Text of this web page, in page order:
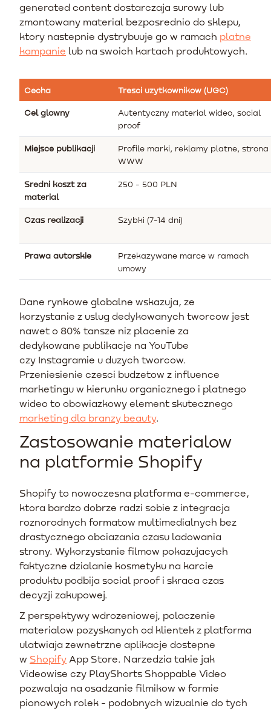
generated content dostarczaja surowy lub
zmontowany material bezposrednio do sklepu,
ktory nastepnie dystrybuuje go w ramach platne
kampanie lub na swoich kartach produktowych.
Cecha Tresci uzytkownikow (UGC)
Cel glowny
Autentyczny material wideo, social
proof
Miejsce publikacji
Profile marki, reklamy platne, strona
WWW
Sredni koszt za
material
250 - 500 PLN
Czas realizacji Szybki (7-14 dni)
Prawa autorskie
Przekazywane marce w ramach
umowy
Dane rynkowe globalne wskazuja, ze
korzystanie z uslug dedykowanych tworcow jest
nawet o 80% tansze niz placenie za
dedykowane publikacje na YouTube
czy Instagramie u duzych tworcow.
Przeniesienie czesci budzetow z influence
marketingu w kierunku organicznego i platnego
wideo to obowiazkowy element skutecznego
marketing dla branzy beauty.
Zastosowanie materialow
na platformie Shopify
Shopify to nowoczesna platforma e-commerce,
ktora bardzo dobrze radzi sobie z integracja
roznorodnych formatow multimedialnych bez
drastycznego obciazania czasu ladowania
strony. Wykorzystanie filmow pokazujacych
faktyczne dzialanie kosmetyku na karcie
produktu podbija social proof i skraca czas
decyzji zakupowej.
Z perspektywy wdrozeniowej, polaczenie
materialow pozyskanych od klientek z platforma
ulatwiaja zewnetrzne aplikacje dostepne
w Shopify App Store. Narzedzia takie jak
Videowise czy PlayShorts Shoppable Video
pozwalaja na osadzanie filmikow w formie
pionowych rolek - podobnych wizualnie do tych